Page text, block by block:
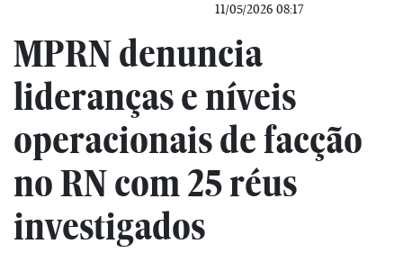
11/05/2026 08:17
MPRN denuncia
lideranças e níveis
operacionais de facção
no RN com 25 réus
investigados